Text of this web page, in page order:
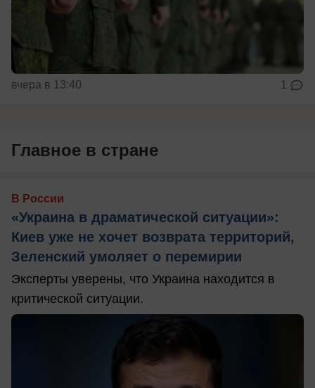
вчера в 13:40 1
Главное в стране
В России
«Украина в драматической ситуации»:
Киев уже не хочет возврата территорий,
Зеленский умоляет о перемирии
Эксперты уверены, что Украина находится в
критической ситуации.